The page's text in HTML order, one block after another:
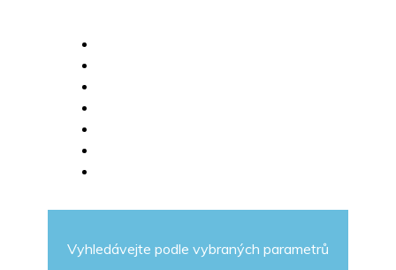
Vyhledávejte podle vybraných parametrů